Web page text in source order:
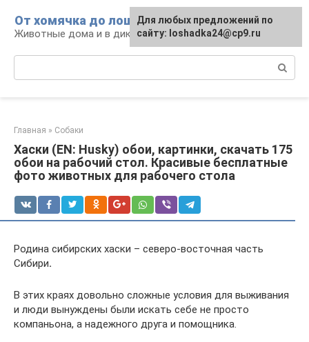
контенту
От хомячка до лошади
Животные дома и в дикой природе
Главная » Собаки
Хаски (EN: Husky) обои, картинки, скачать 175
обои на рабочий стол. Красивые бесплатные
фото животных для рабочего стола
Родина сибирских хаски – северо-восточная часть
Сибири.
В этих краях довольно сложные условия для выживания
и люди вынуждены были искать себе не просто
компаньона, а надежного друга и помощника.
Для любых предложений по
сайту: loshadka24@cp9.ru